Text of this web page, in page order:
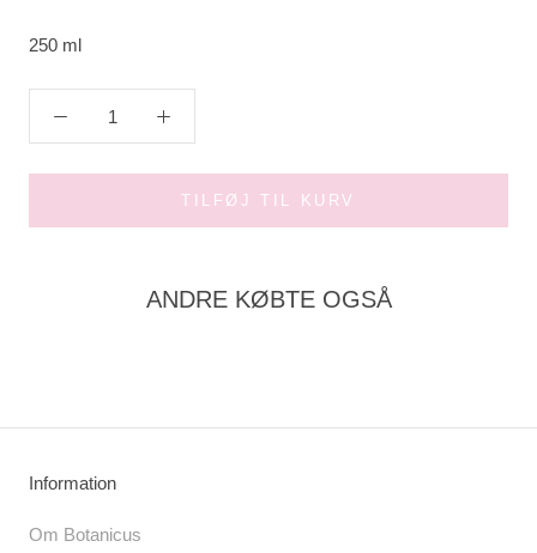
250 ml
TILFØJ TIL KURV
ANDRE KØBTE OGSÅ
Information
Om Botanicus